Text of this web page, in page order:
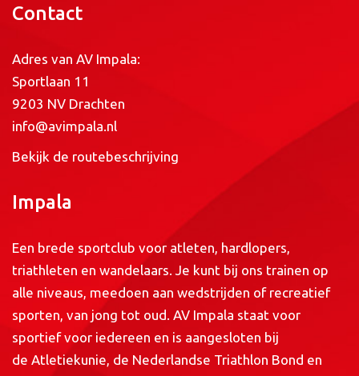
Contact
Adres van AV Impala:
Sportlaan 11
9203 NV Drachten
info@avimpala.nl
Bekijk de routebeschrijving
Impala
Een brede sportclub voor atleten, hardlopers,
triathleten en wandelaars. Je kunt bij ons trainen op
alle niveaus, meedoen aan wedstrijden of recreatief
sporten, van jong tot oud. AV Impala staat voor
sportief voor iedereen en is aangesloten bij
de Atletiekunie, de Nederlandse Triathlon Bond en